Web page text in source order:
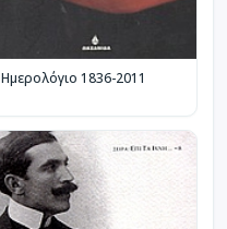
Ημερολόγιο 1836-2011